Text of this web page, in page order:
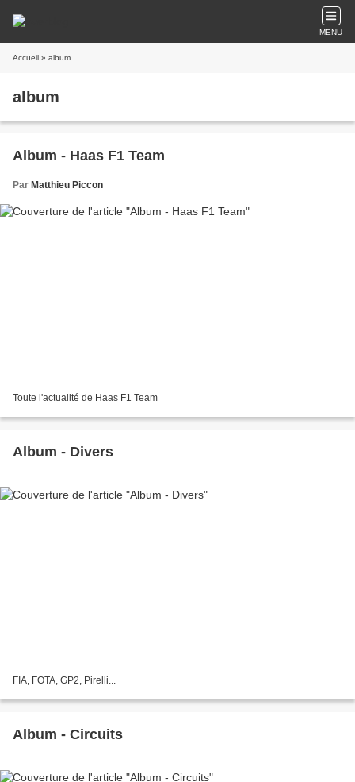
MENU
Accueil » album
album
Album - Haas F1 Team
Par Matthieu Piccon
Toute l'actualité de Haas F1 Team
Album - Divers
FIA, FOTA, GP2, Pirelli...
Album - Circuits